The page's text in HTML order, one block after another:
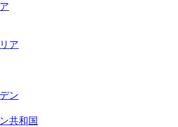
ア
ン
共和国